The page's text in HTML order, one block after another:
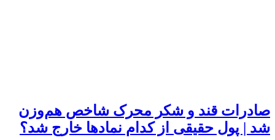
صادرات قند و شکر محرک شاخص هم‌وزن
شد | پول حقیقی از کدام نماد‌ها خارج شد؟